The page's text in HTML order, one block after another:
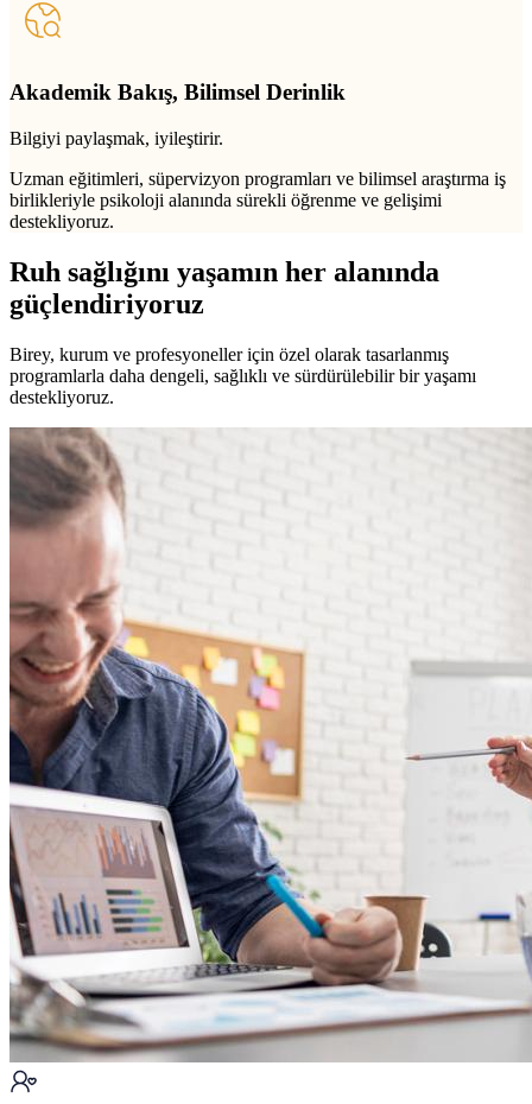
Akademik Bakış, Bilimsel Derinlik
Bilgiyi paylaşmak, iyileştirir.
Uzman eğitimleri, süpervizyon programları ve bilimsel araştırma iş
birlikleriyle psikoloji alanında sürekli öğrenme ve gelişimi
destekliyoruz.
Ruh sağlığını yaşamın her alanında
güçlendiriyoruz
Birey, kurum ve profesyoneller için özel olarak tasarlanmış
programlarla daha dengeli, sağlıklı ve sürdürülebilir bir yaşamı
destekliyoruz.